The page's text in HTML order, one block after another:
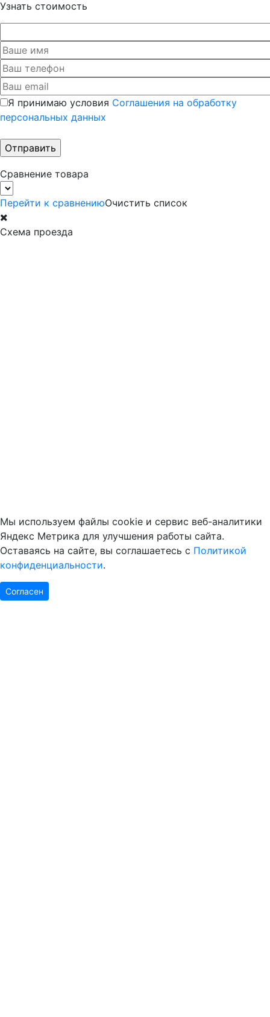
Узнать стоимость
Я принимаю условия Соглашения на обработку
персональных данных
Сравнение товара
Перейти к сравнениюОчистить список
Схема проезда
Мы используем файлы cookie и сервис веб-аналитики
Яндекс Метрика для улучшения работы сайта.
Оставаясь на сайте, вы соглашаетесь с Политикой
конфиденциальности.
Согласен